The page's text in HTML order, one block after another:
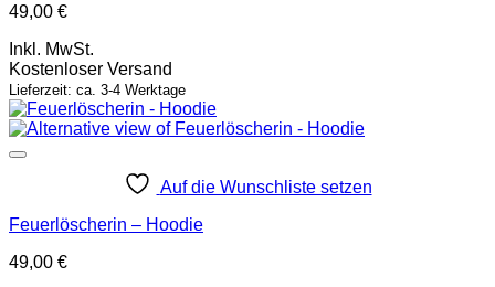
49,00 €
Inkl. MwSt.
Kostenloser Versand
Lieferzeit: ca. 3-4 Werktage
Auf die Wunschliste setzen
Feuerlöscherin – Hoodie
49,00 €